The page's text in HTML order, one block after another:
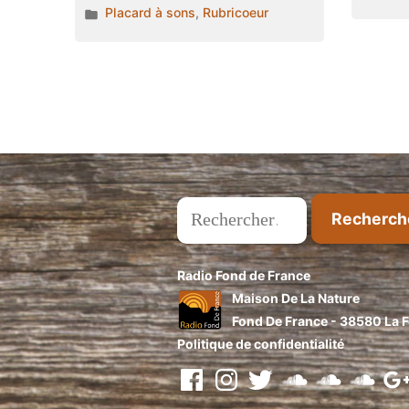
2014 »
Publié
Placard à sons, Rubricoeur
des
publications
Rechercher :
Radio Fond de France
Maison De La Nature
Fond De France - 38580 La
Politique de confidentialité
facebookinstragram
twittersoundcloud
soundcloud